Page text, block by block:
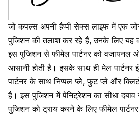
जो कपल्स अपनी हैप्पी सेक्स लाइफ में एक
पुजिशन की तलाश कर रहे हैं, उनके लिए यह
इस पुजिशन से फीमेल पार्टनर को वजायनल
आसानी होती है। इसके साथ ही मेल पार्टनर
पार्टनर के साथ निप्पल प्ले, फुट प्ले और
है।इस पुजिशन में पेनिट्रेशन का सीधा दबाव
पुजिशन को ट्राय करने के लिए फीमेल